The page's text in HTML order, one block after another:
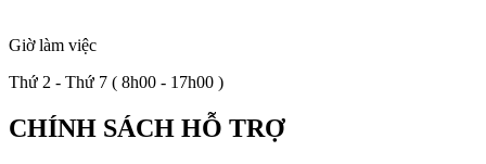
Giờ làm việc
Thứ 2 - Thứ 7 ( 8h00 - 17h00 )
CHÍNH SÁCH HỖ TRỢ